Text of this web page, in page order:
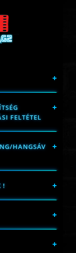
FELTÉTEL
HANGSÁV
!